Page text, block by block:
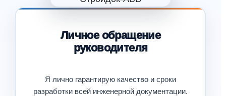
Личное обращение
руководителя
Я лично гарантирую качество и сроки
разработки всей инженерной документации.